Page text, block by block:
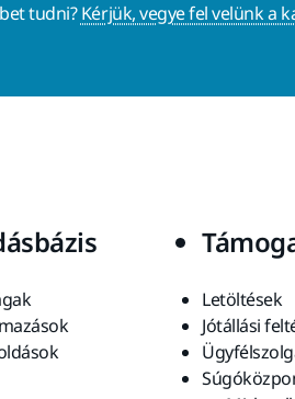
tudni?Kérjük, vegye fel velünk a
Letöltések
Jótállási